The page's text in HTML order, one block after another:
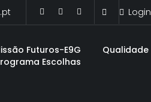
Login
Futuros-E9G
Escolhas
Qualidade